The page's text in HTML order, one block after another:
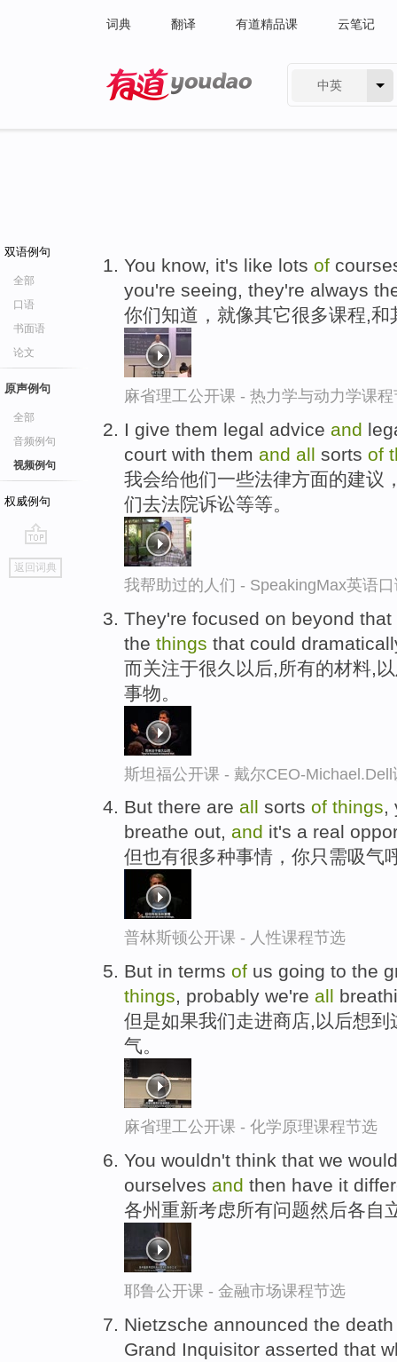
词典 翻译 有道精品课 云笔记
中英
双语例句
全部
口语
书面语
论文
原声例句
全部
音频例句
视频例句
权威例句
go
top
返回词典
You know, it's like lots of
you're seeing, they're always
你们知道，就像其它很多课程,
麻省理工公开课 - 热力学与动力学课
I give them legal advice and
court with them and all sorts of
我会给他们一些法律方面的建议
们去法院诉讼等等。
我帮助过的人们 - SpeakingMax英语
They're focused on beyond that
the things that could
而关注于很久以后,所有的材料,
事物。
斯坦福公开课 - 戴尔CEO-
But there are all sorts of things,
breathe out, and it's a real
但也有很多种事情，你只需吸气
普林斯顿公开课 - 人性课程节选
But in terms of us going to the
things, probably we're all
但是如果我们走进商店,以后想
气。
麻省理工公开课 - 化学原理课程节选
You wouldn't think that we
ourselves and then have it
各州重新考虑所有问题然后各自
耶鲁公开课 - 金融市场课程节选
Nietzsche announced the
Grand Inquisitor asserted that